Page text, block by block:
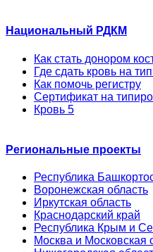
Национальный РДКМ
Как стать донором
Где сдать кровь на
Как помочь регистру
Сертификат на
Кровь 5
Региональные проекты
Республика
Воронежская область
Иркутская область
Краснодарский край
Республика Крым и
Москва и Московская